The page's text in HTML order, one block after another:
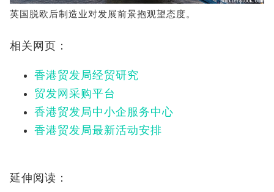
英国脱欧后制造业对发展前景抱观望态度。
相关网页：
香港贸发局经贸研究
贸发网采购平台
香港贸发局中小企服务中心
香港贸发局最新活动安排
延伸阅读：